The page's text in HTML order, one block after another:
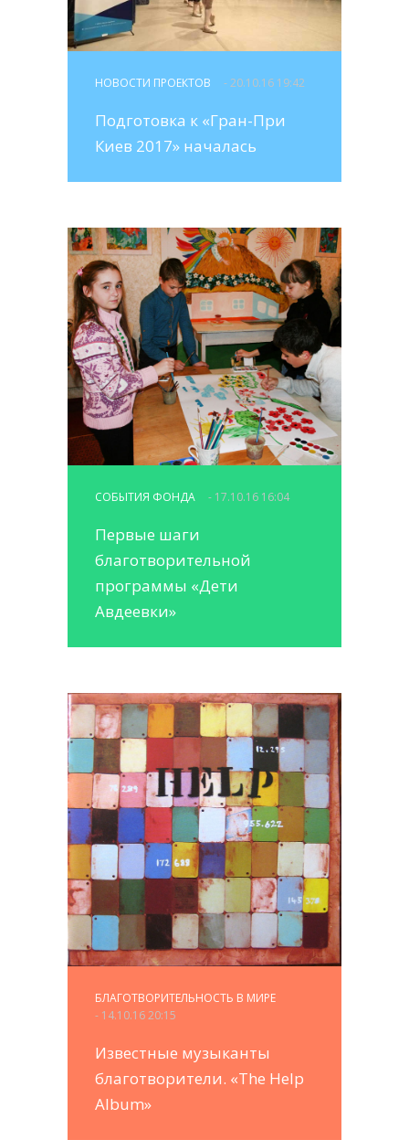
НОВОСТИ ПРОЕКТОВ - 20.10.16 19:42
Подготовка к «Гран-При
Киев 2017» началась
СОБЫТИЯ ФОНДА - 17.10.16 16:04
Первые шаги
благотворительной
программы «Дети
Авдеевки»
БЛАГОТВОРИТЕЛЬНОСТЬ В МИРЕ
- 14.10.16 20:15
Известные музыканты
благотворители. «The Help
Album»